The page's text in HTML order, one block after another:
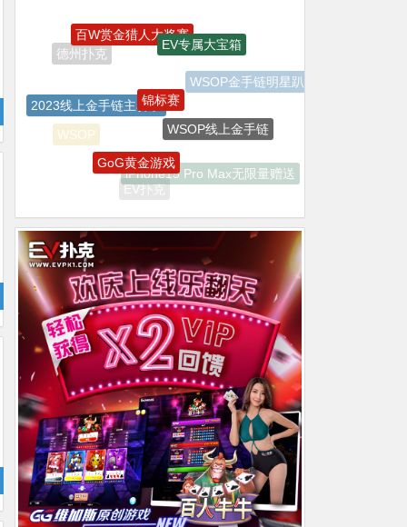
EV专属大宝箱
WSOP金手链明星趴
WSOP
锦标赛
WSOP线上金手链
iPhone15 Pro Max无限量赠送
EV扑克
GoG黄金游戏